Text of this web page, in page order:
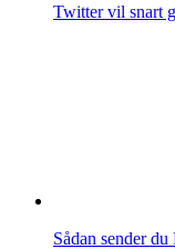
Twitter vil snart
Sådan sender